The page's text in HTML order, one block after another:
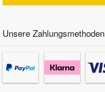
Unsere Zahlungsmethoden